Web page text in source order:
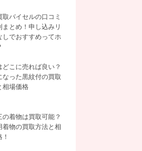
取バイセルの口コミ
まとめ！申し込みリ
しでおすすめってホ
どこに売れば良い？
なった黒紋付の買取
相場価格
の着物は買取可能？
着物の買取方法と相